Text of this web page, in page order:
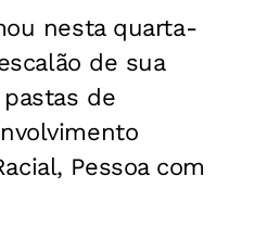
nesta quarta-
de sua
de
Pessoa com